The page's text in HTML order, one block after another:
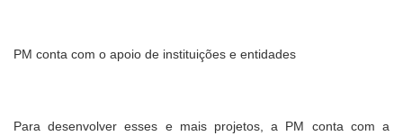
PM conta com o apoio de instituições e entidades
Para desenvolver esses e mais projetos, a PM conta com a